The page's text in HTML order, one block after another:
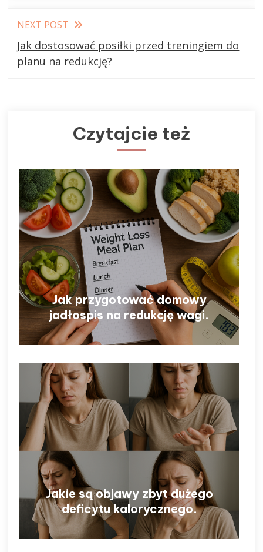
NEXT POST
Jak dostosować posiłki przed treningiem do
planu na redukcję?
Czytajcie też
Jak przygotować domowy
jadłospis na redukcję wagi.
Jakie są objawy zbyt dużego
deficytu kalorycznego.